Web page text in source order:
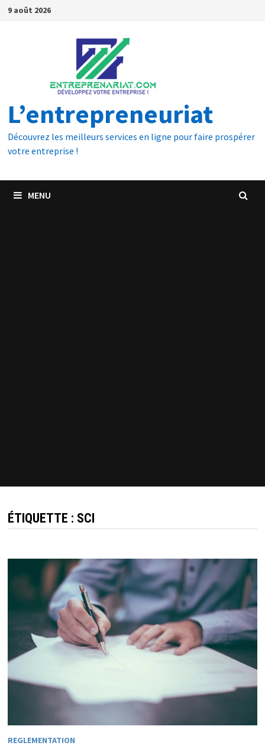
9 août 2026
L’entrepreneuriat
Découvrez les meilleurs services en ligne pour faire prospérer
votre entreprise !
MENU
ÉTIQUETTE : SCI
REGLEMENTATION